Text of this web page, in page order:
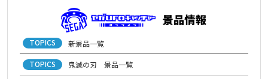
TOPICS 新景品一覧
TOPICS 鬼滅の刃 景品一覧